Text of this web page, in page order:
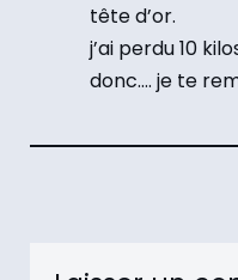
tête d’or.
j’ai perdu 10
donc…. je te